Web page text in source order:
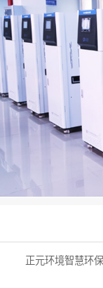
正元环境智慧环